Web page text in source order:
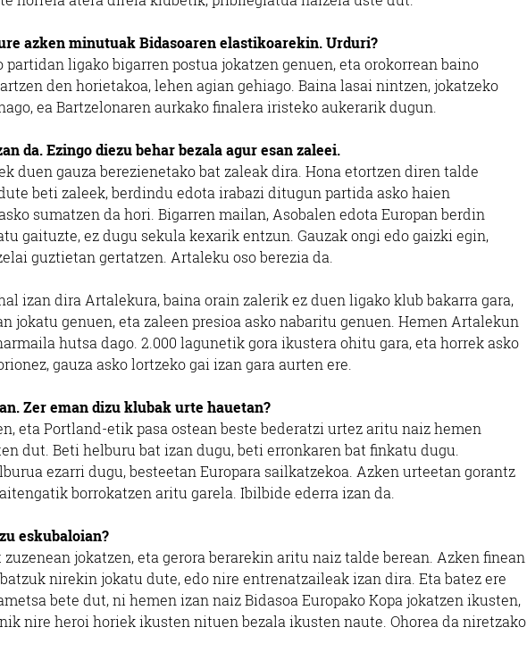
azken minutuak Bidasoaren elastikoarekin. Urduri?
ligako bigarren postua jokatzen genuen, eta orokorrean baino
den horietakoa, lehen agian gehiago. Baina lasai nintzen, jokatzeko
ea Bartzelonaren aurkako finalera iristeko aukerarik dugun.
da. Ezingo diezu behar bezala agur esan zaleei.
duen gauza berezienetako bat zaleak dira. Hona etortzen diren talde
beti zaleek, berdindu edota irabazi ditugun partida asko haien
sumatzen da hori. Bigarren mailan, Asobalen edota Europan berdin
gaituzte, ez dugu sekula kexarik entzun. Gauzak ongi edo gaizki egin,
guztietan gertatzen. Artaleku oso berezia da.
izan dira Artalekura, baina orain zalerik ez duen ligako klub bakarra gara,
jokatu genuen, eta zaleen presioa asko nabaritu genuen. Hemen Artalekun
hutsa dago. 2.000 lagunetik gora ikustera ohitu gara, eta horrek asko
gauza asko lortzeko gai izan gara aurten ere.
Zer eman dizu klubak urte hauetan?
eta Portland-etik pasa ostean beste bederatzi urtez aritu naiz hemen
dut. Beti helburu bat izan dugu, beti erronkaren bat finkatu dugu.
ezarri dugu, besteetan Europara sailkatzekoa. Azken urteetan gorantz
borrokatzen aritu garela. Ibilbide ederra izan da.
eskubaloian?
jokatzen, eta gerora berarekin aritu naiz talde berean. Azken finean
nirekin jokatu dute, edo nire entrenatzaileak izan dira. Eta batez ere
bete dut, ni hemen izan naiz Bidasoa Europako Kopa jokatzen ikusten,
nire heroi horiek ikusten nituen bezala ikusten naute. Ohorea da niretzako